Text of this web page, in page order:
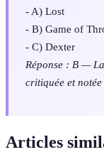
- A) Lost
- B) Game of
- C) Dexter
Réponse : B —
critiquée et
Articles